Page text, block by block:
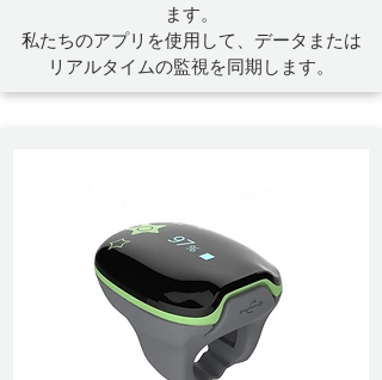
ます。
私たちのアプリを使用して、データまたは
リアルタイムの監視を同期します。